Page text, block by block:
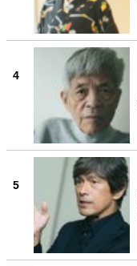
4
5